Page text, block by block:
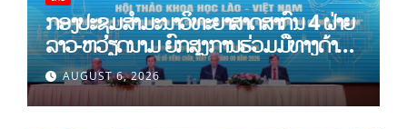
ກອງປະຊຸມສໍາມະນາວິທະຍາສາດສາກົນ 4 ຝ່າຍ
ລາວ-ຫວຽດນາມ ຍົກສູງການຮ່ວມມືທາງດ້ານ
ທິດສະດີ ແລະ ພຶດຕິກໍາ ລາວ-ຫວຽດນາມ ແນໃສ່
ສ້າງເສດຖະກິດເອກະລາດເປັນເຈົ້າຕົນເອງຢ່າງ
ເຂັ້ມແຂງ
AUGUST 6, 2026